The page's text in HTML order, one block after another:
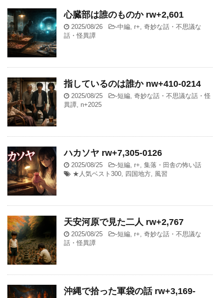
心臓部は誰のものか rw+2,601
2025/08/26 -中編 r+ 奇妙な話・不思議な
話・怪異譚
指しているのは誰か nw+410-0214
2025/08/25 -短編 奇妙な話・不思議な話・怪
異譚 n+2025
ハカソヤ rw+7,305-0126
2025/08/25 -短編 r+ 集落・田舎の怖い話
★人気ベスト300
四国地方 風習
天安河原で見た二人 rw+2,767
2025/08/25 -短編 r+ 奇妙な話・不思議な
話・怪異譚
沖縄で拾った軍袋の話 rw+3,169-